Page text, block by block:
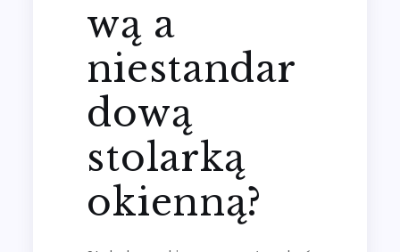
wą a
niestandar
dową
stolarką
okienną?